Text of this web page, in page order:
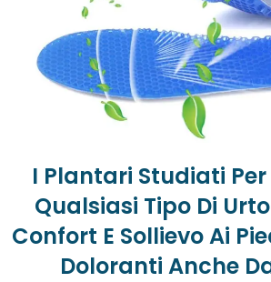
I Plantari Studiati
Qualsiasi Tipo Di
Confort E Sollievo Ai
Doloranti Anche